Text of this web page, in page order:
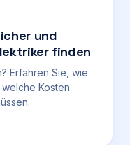
und
finden
Erfahren Sie, wie
Kosten